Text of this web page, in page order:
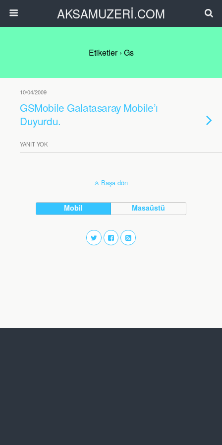
AKSAMUZERİ.COM
Etiketler › Gs
10/04/2009
GSMobile Galatasaray Mobile’ı
Duyurdu.
YANIT YOK
Başa dön
Mobil Masaüstü